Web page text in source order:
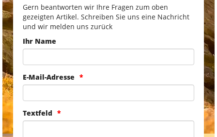
Gern beantworten wir Ihre Fragen zum oben
gezeigten Artikel. Schreiben Sie uns eine Nachricht
und wir melden uns zurück
Ihr Name
E-Mail-Adresse
Textfeld